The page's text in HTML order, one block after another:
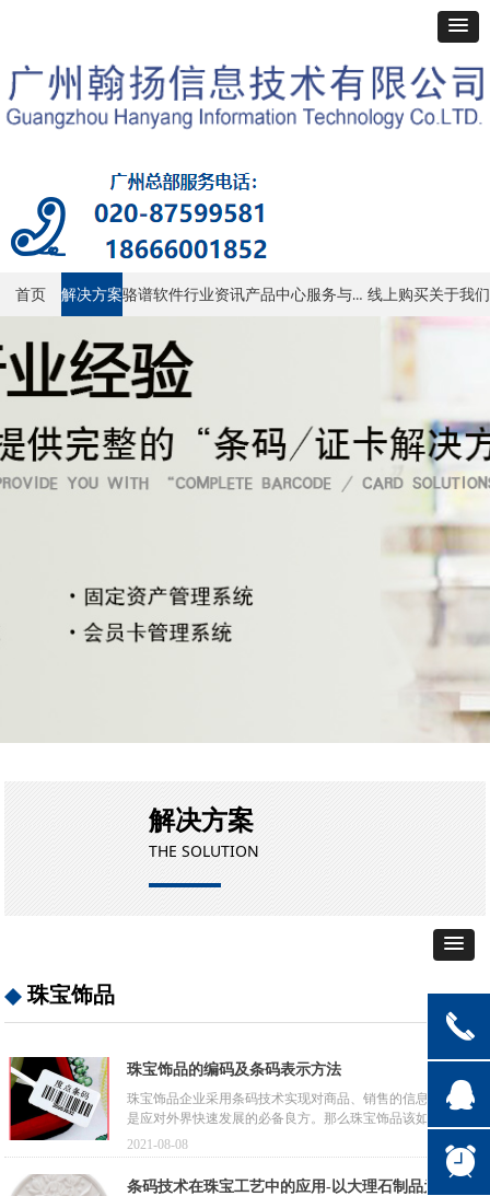
首页 解决方案骆谱软件行业资讯产品中心 服务与支持 线上购买关于我们
解决方案
THE SOLUTION
珠宝饰品
珠宝饰品的编码及条码表示方法
珠宝饰品企业采用条码技术实现对商品、销售的信息化管理，
是应对外界快速发展的必备良方。那么珠宝饰品该如何编码？
这就是本文所介绍的。
넶 3155
2021-08-08
条码技术在珠宝工艺中的应用-以大理石制品为例
끅
뀩
뀥